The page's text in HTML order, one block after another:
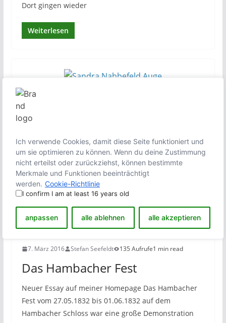
Ich verwende Cookies, damit diese Seite funktioniert und
um sie optimieren zu können. Wenn du deine Zustimmung
nicht erteilst oder zurückziehst, können bestimmte
Merkmale und Funktionen beeinträchtigt
werden. Cookie-Richtlinie
I confirm I am at least 16 years old
anpassen alle ablehnen alle akzeptieren
Dort gingen wieder
Weiterlesen
Technologien und ihre Folgen
künstlicher Intelligenz (KI) und genmanipuliertes
Gemüse: die Technik entwickelt sich noch immer in
rasender Geschwindigkeit. Neue
Weiterlesen
7. März 2016 Stefan Seefeldt 135 Aufrufe1 min read
Das Hambacher Fest
Neuer Essay auf meiner Homepage Das Hambacher
Fest vom 27.05.1832 bis 01.06.1832 auf dem
Hambacher Schloss war eine große Demonstration